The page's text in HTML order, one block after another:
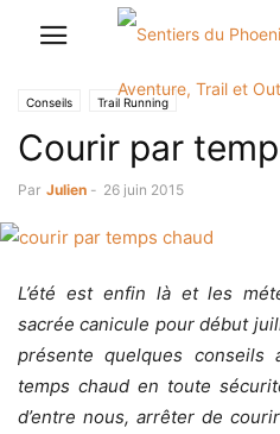
Conseils Trail Running
Courir par
Par Julien - 26 juin 2015
L’été est enfin là et les
sacrée canicule pour début
présente quelques
temps chaud en toute
d’entre nous, arrêter de